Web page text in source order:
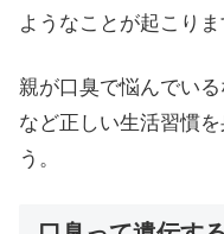
ようなことが起こりま
親が口臭で悩んでい
など正しい生活習慣
う。